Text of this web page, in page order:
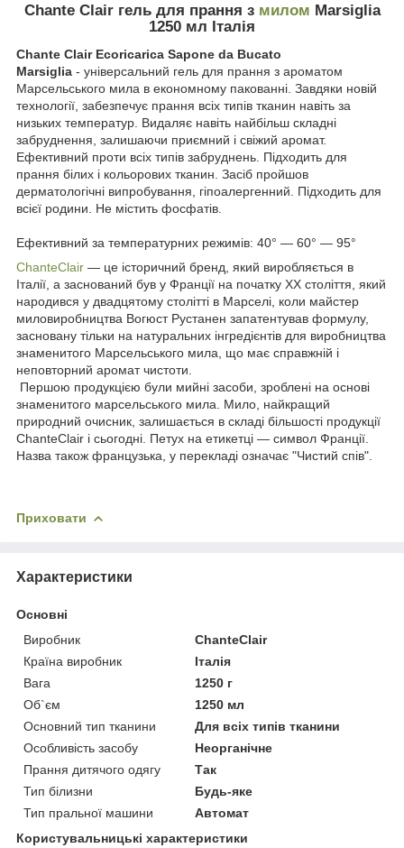
Chante Clair гель для прання з милом Marsiglia
1250 мл Італія
Chante Clair Ecoricarica Sapone da Bucato
Marsiglia - універсальний гель для прання з ароматом
Марсельського мила в економному пакованні. Завдяки новій
технології, забезпечує прання всіх типів тканин навіть за
низьких температур. Видаляє навіть найбільш складні
забруднення, залишаючи приємний і свіжий аромат.
Ефективний проти всіх типів забруднень. Підходить для
прання білих і кольорових тканин. Засіб пройшов
дерматологічні випробування, гіпоалергенний. Підходить для
всієї родини. Не містить фосфатів.
Ефективний за температурних режимів: 40° — 60° — 95°
ChanteClair — це історичний бренд, який виробляється в
Італії, а заснований був у Франції на початку XX століття, який
народився у двадцятому столітті в Марселі, коли майстер
миловиробництва Вогюст Рустанен запатентував формулу,
засновану тільки на натуральних інгредієнтів для виробництва
знаменитого Марсельського мила, що має справжній і
неповторний аромат чистоти.
Першою продукцією були мийні засоби, зроблені на основі
знаменитого марсельського мила. Мило, найкращий
природний очисник, залишається в складі більшості продукції
ChanteClair і сьогодні. Петух на етикетці — символ Франції.
Назва також французька, у перекладі означає "Чистий спів".
Приховати
Характеристики
Основні
Виробник
ChanteClair
Країна виробник
Італія
Вага
1250 г
Об`єм
1250 мл
Основний тип тканини
Для всіх типів тканини
Особливість засобу
Неорганічне
Прання дитячого одягу
Так
Тип білизни
Будь-яке
Тип пральної машини
Автомат
Користувальницькі характеристики